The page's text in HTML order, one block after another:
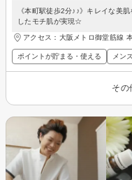
《本町駅徒歩2分♪♪》キレイな美
したモチ肌が実現☆
アクセス：大阪メトロ御堂筋線
ポイントが貯まる・使える メン
その